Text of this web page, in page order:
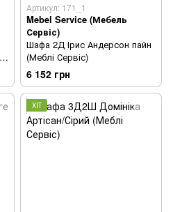
Артикул: 171_1
Mebel Service (Мебель
Сервіс)
Шафа 2Д Ірис Андерсон пайн
(Меблі Сервіс)
6 152 грн
ХІТ